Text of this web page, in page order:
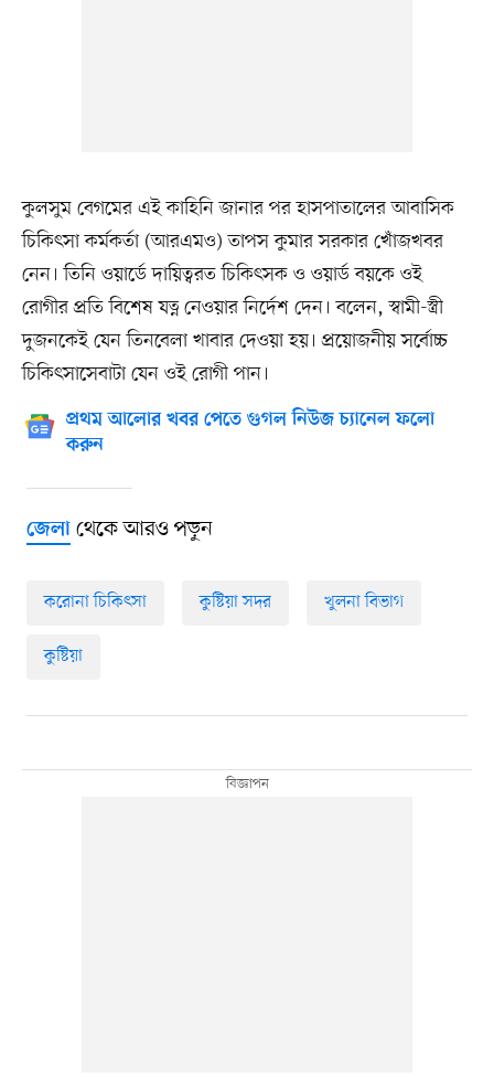
কুলসুম বেগমের এই কাহিনি জানার পর হাসপাতালের আবাসিক
চিকিৎসা কর্মকর্তা (আরএমও) তাপস কুমার সরকার খোঁজখবর
নেন। তিনি ওয়ার্ডে দায়িত্বরত চিকিৎসক ও ওয়ার্ড বয়কে ওই
রোগীর প্রতি বিশেষ যত্ন নেওয়ার নির্দেশ দেন। বলেন, স্বামী-স্ত্রী
দুজনকেই যেন তিনবেলা খাবার দেওয়া হয়। প্রয়োজনীয় সর্বোচ্চ
চিকিৎসাসেবাটা যেন ওই রোগী পান।
প্রথম আলোর খবর পেতে গুগল নিউজ চ্যানেল ফলো
করুন
জেলাথেকে আরও পড়ুন
করোনা চিকিৎসা কুষ্টিয়া সদর খুলনা বিভাগ
কুষ্টিয়া